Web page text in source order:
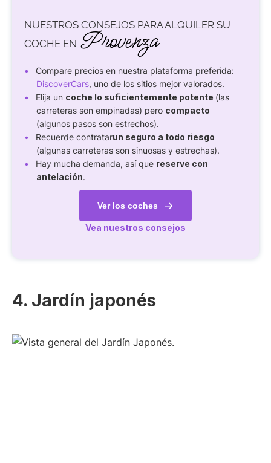
NUESTROS CONSEJOS PARA ALQUILER SU
COCHE EN Provenza
Compare precios en nuestra plataforma preferida:
DiscoverCars, uno de los sitios mejor valorados.
Elija un coche lo suficientemente potente (las
carreteras son empinadas) pero compacto
(algunos pasos son estrechos).
Recuerde contratarun seguro a todo riesgo
(algunas carreteras son sinuosas y estrechas).
Hay mucha demanda, así que reserve con
antelación.
Ver los coches
Vea nuestros consejos
4. Jardín japonés